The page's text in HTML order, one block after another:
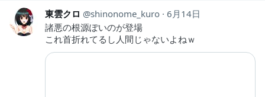
東雲クロ shinonome_kuro 6月14日
諸悪の根源ぽいのが登場
これ首折れてるし人間じゃないよねｗ